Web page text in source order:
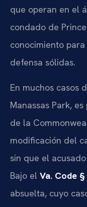
que operan en el
condado de
conocimiento
defensa sólidas.
En muchos casos
Manassas Park,
de la
modificación del
sin que el
Bajo el Va. Code
absuelta, cuyo